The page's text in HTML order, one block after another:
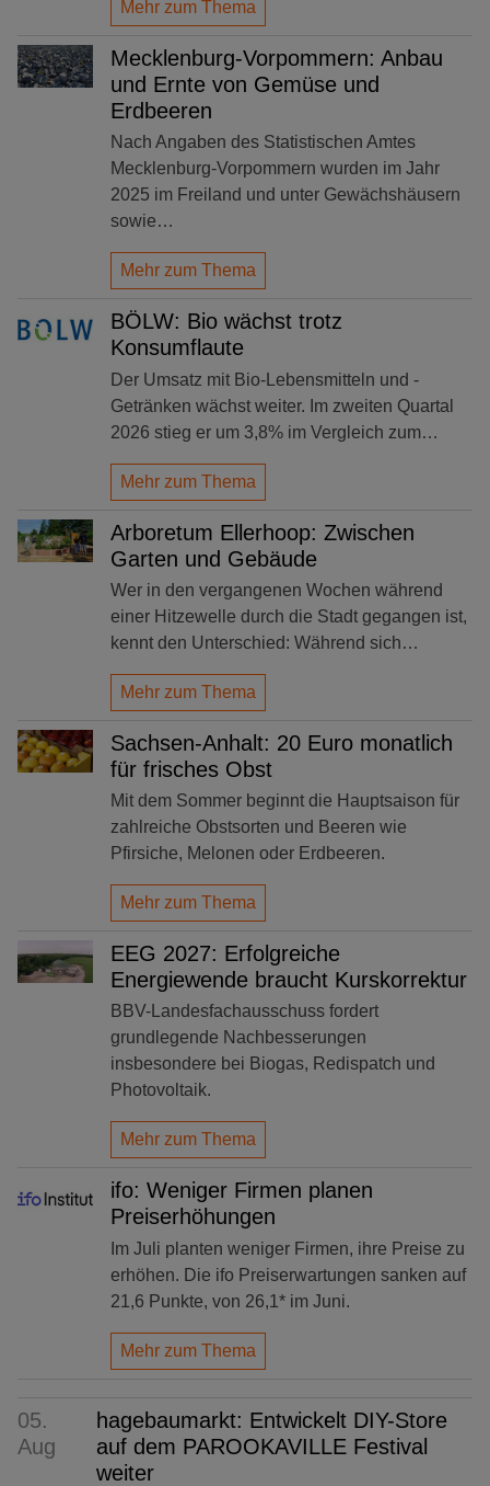
Mehr zum Thema
Mecklenburg-Vorpommern: Anbau
und Ernte von Gemüse und
Erdbeeren
Nach Angaben des Statistischen Amtes
Mecklenburg-Vorpommern wurden im Jahr
2025 im Freiland und unter Gewächshäusern
sowie…
Mehr zum Thema
BÖLW: Bio wächst trotz
Konsumflaute
Der Umsatz mit Bio-Lebensmitteln und -
Getränken wächst weiter. Im zweiten Quartal
2026 stieg er um 3,8% im Vergleich zum…
Mehr zum Thema
Arboretum Ellerhoop: Zwischen
Garten und Gebäude
Wer in den vergangenen Wochen während
einer Hitzewelle durch die Stadt gegangen ist,
kennt den Unterschied: Während sich…
Mehr zum Thema
Sachsen-Anhalt: 20 Euro monatlich
für frisches Obst
Mit dem Sommer beginnt die Hauptsaison für
zahlreiche Obstsorten und Beeren wie
Pfirsiche, Melonen oder Erdbeeren.
Mehr zum Thema
EEG 2027: Erfolgreiche
Energiewende braucht Kurskorrektur
BBV-Landesfachausschuss fordert
grundlegende Nachbesserungen
insbesondere bei Biogas, Redispatch und
Photovoltaik.
Mehr zum Thema
ifo: Weniger Firmen planen
Preiserhöhungen
Im Juli planten weniger Firmen, ihre Preise zu
erhöhen. Die ifo Preiserwartungen sanken auf
21,6 Punkte, von 26,1* im Juni.
Mehr zum Thema
05.
Aug
hagebaumarkt: Entwickelt DIY-Store
auf dem PAROOKAVILLE Festival
weiter